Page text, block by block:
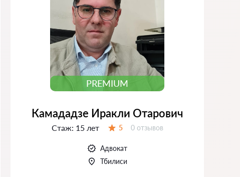
PREMIUM
Камададзе Иракли Отарович
Стаж: 15 лет 5 Отзывов:
0 отзывов
Адвокат
Тбилиси